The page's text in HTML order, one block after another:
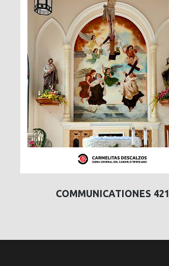
COMMUNICATIONES 421